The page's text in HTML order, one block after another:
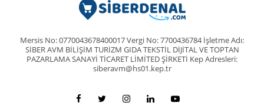
Mersis No: 0770043678400017 Vergi No: 7700436784 İşletme Adı:
SİBER AVM BİLİŞİM TURİZM GIDA TEKSTİL DİJİTAL VE TOPTAN
PAZARLAMA SANAYİ TİCARET LİMİTED ŞİRKETİ Kep Adresleri:
siberavm@hs01.kep.tr